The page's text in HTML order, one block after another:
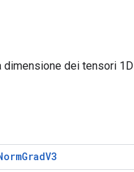
dimensione dei tensori 1D
GradV3